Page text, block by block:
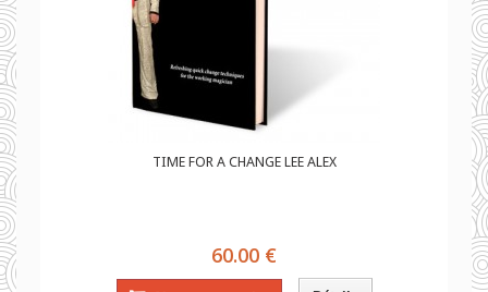
TIME FOR A CHANGE LEE ALEX
60.00 €